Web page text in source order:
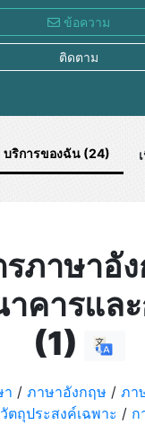
ข้อความ
ติดตาม
บริการของฉัน (24)
ภาษาอั
คารและ
(1)
า / ภาษาอังกฤษ / ภา
ตถุประสงค์เฉพาะ / ก